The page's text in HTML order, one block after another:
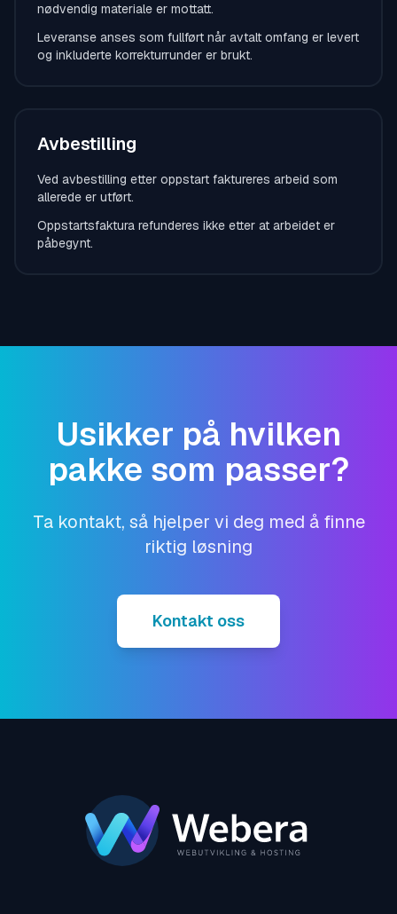
nødvendig materiale er mottatt.
Leveranse anses som fullført når avtalt omfang er levert
og inkluderte korrekturrunder er brukt.
Avbestilling
Ved avbestilling etter oppstart faktureres arbeid som
allerede er utført.
Oppstartsfaktura refunderes ikke etter at arbeidet er
påbegynt.
Usikker på hvilken
pakke som passer?
Ta kontakt, så hjelper vi deg med å finne
riktig løsning
Kontakt oss